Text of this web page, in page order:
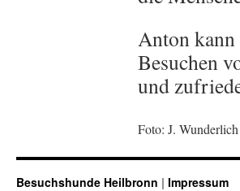
Anton
Besuchen
und
Foto: J.
Besuchshunde Heilbronn | Impressum